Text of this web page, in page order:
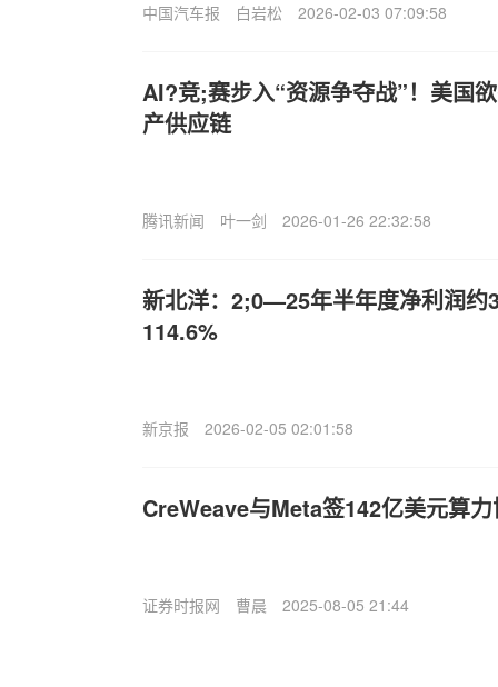
中国汽车报 白岩松 2026-02-03 07:09:58
AI?竞;赛步入“资源争夺战”！美国
产供应链
腾讯新闻 叶一剑 2026-01-26 22:32:58
新北洋：2;0—25年半年度净利润约
114.6%
新京报 2026-02-05 02:01:58
CreWeave与Meta签142亿美元算
证券时报网 曹晨 2025-08-05 21:44